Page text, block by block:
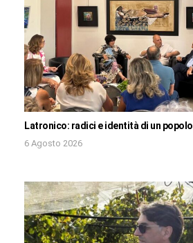
Latronico: radici e identità di un popolo
6 Agosto 2026